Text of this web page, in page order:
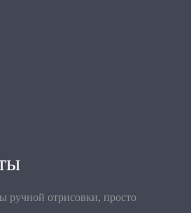
ручной отрисовки, просто